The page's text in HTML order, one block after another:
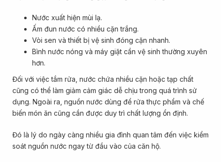
Nước xuất hiện mùi lạ.
Ấm đun nước có nhiều cặn trắng.
Vòi sen và thiết bị vệ sinh đóng cặn nhanh.
Bình nước nóng và máy giặt cần vệ sinh thường xuyên
hơn.
Đối với việc tắm rửa, nước chứa nhiều cặn hoặc tạp chất
cũng có thể làm giảm cảm giác dễ chịu trong quá trình sử
dụng. Ngoài ra, nguồn nước dùng để rửa thực phẩm và chế
biến món ăn cũng cần được duy trì chất lượng ổn định.
Đó là lý do ngày càng nhiều gia đình quan tâm đến việc kiểm
soát nguồn nước ngay từ đầu vào của căn hộ.